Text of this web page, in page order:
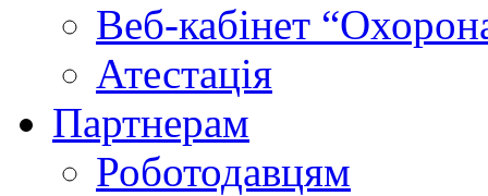
Веб-кабінет
Атестація
Партнерам
Роботодавцям